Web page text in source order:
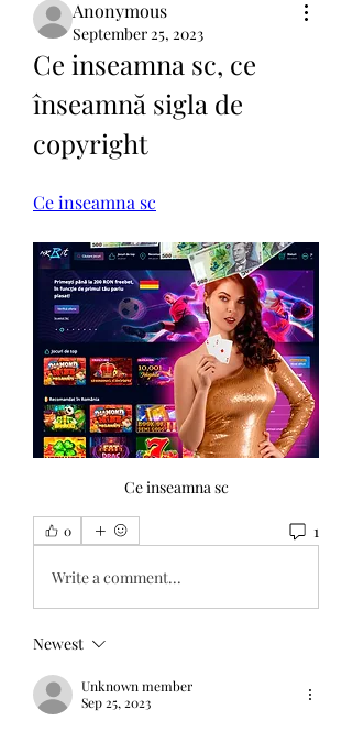
Anonymous
September 25, 2023
Ce inseamna sc, ce
înseamnă sigla de
copyright
Ce inseamna sc
Ce inseamna sc
0 1
Write a comment...
Newest
Unknown member
Sep 25, 2023